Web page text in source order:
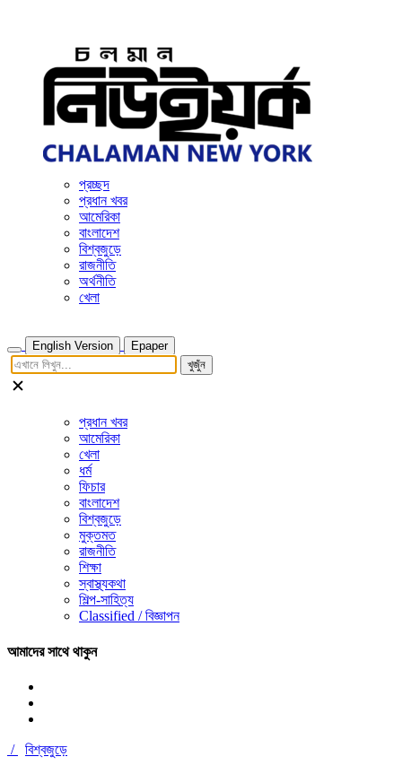
প্রচ্ছদ
প্রধান খবর
আমেরিকা
বাংলাদেশ
বিশ্বজুড়ে
রাজনীতি
অর্থনীতি
খেলা
English Version
Epaper
খুজুঁন
প্রধান খবর
আমেরিকা
খেলা
ধর্ম
ফিচার
বাংলাদেশ
বিশ্বজুড়ে
মুক্তমত
রাজনীতি
শিক্ষা
স্বাস্থ্যকথা
শিল্প-সাহিত্য
Classified / বিজ্ঞাপন
আমাদের সাথে থাকুন
/ বিশ্বজুড়ে